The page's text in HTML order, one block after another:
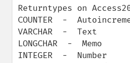
Returntypes on
COUNTER  -
VARCHAR  -  Text
LONGCHAR  -  Memo
INTEGER  -  Number